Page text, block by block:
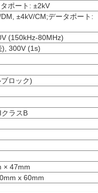
ポート: ±2kV
±4kV/CM;データポート:
(150kHz-80MHz)
), 300V (1s)
ロック)
ラスB
× 47mm
x 60mm